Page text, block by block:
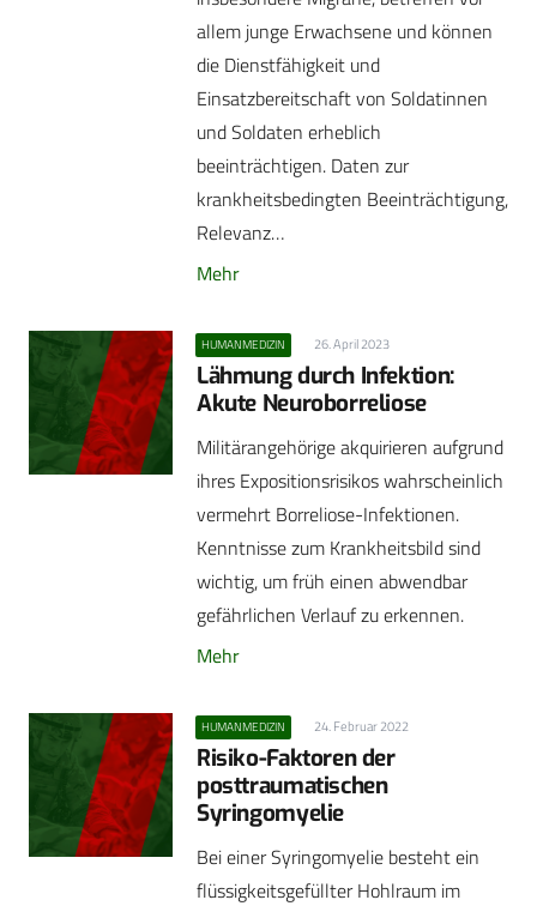
allem junge Erwachsene und können
die Dienstfähigkeit und
Einsatzbereitschaft von Soldatinnen
und Soldaten erheblich
beeinträchtigen. Daten zur
krankheitsbedingten Beeinträchtigung,
Relevanz…
Mehr
HUMANMEDIZIN 26. April 2023
Lähmung durch Infektion:
Akute Neuroborreliose
Militärangehörige akquirieren aufgrund
ihres Expositionsrisikos wahrscheinlich
vermehrt Borreliose-Infektionen.
Kenntnisse zum Krankheitsbild sind
wichtig, um früh einen abwendbar
gefährlichen Verlauf zu erkennen.
Mehr
HUMANMEDIZIN 24. Februar 2022
Risiko-Faktoren der
posttraumatischen
Syringomyelie
Bei einer Syringomyelie besteht ein
flüssigkeitsgefüllter Hohlraum im